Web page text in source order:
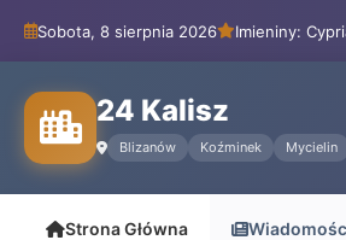
Sobota, 8 sierpnia 2026 Imieniny:
24 Kalisz
Blizanów Koźminek Mycielin
Strona Główna